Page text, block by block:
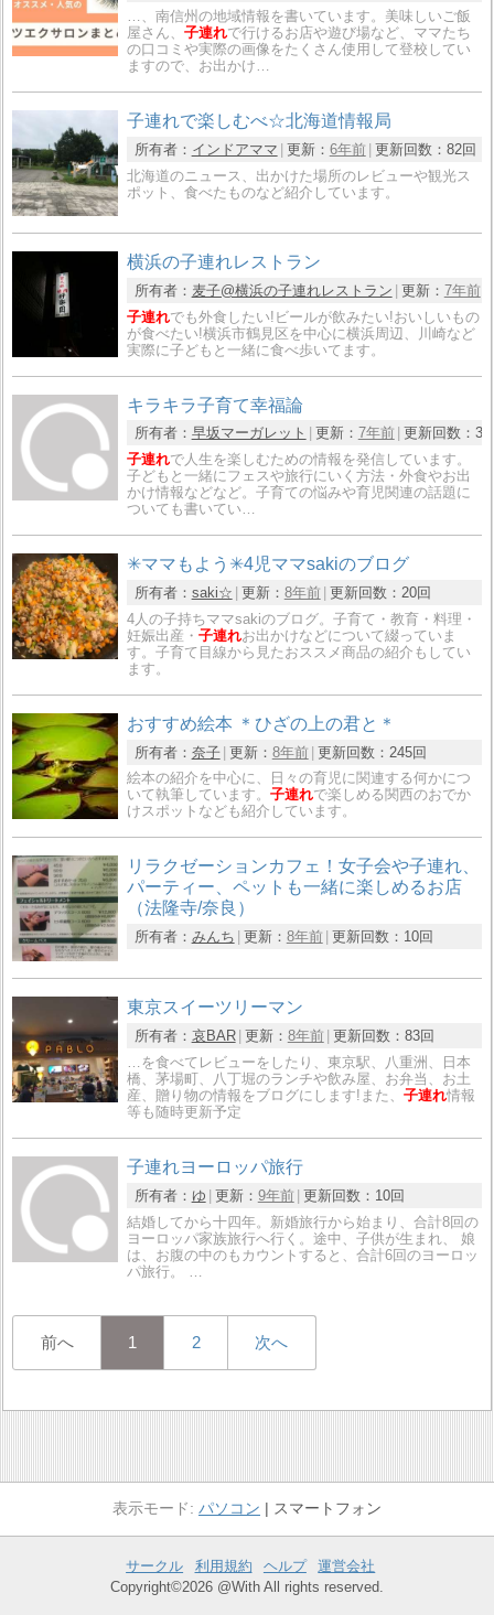
…、南信州の地域情報を書いています。美味しいご飯
屋さん、子連れで行けるお店や遊び場など、ママたち
の口コミや実際の画像をたくさん使用して登校してい
ますので、お出かけ…
子連れで楽しむべ☆北海道情報局
所有者： インドアママ 更新： 6年前 更新回数： 82回
北海道のニュース、出かけた場所のレビューや観光ス
ポット、食べたものなど紹介しています。
横浜の子連れレストラン
所有者： 麦子@横浜の子連れレストラン 更新： 7年前
子連れでも外食したい!ビールが飲みたい!おいしいもの
が食べたい!横浜市鶴見区を中心に横浜周辺、川崎など
実際に子どもと一緒に食べ歩いてます。
キラキラ子育て幸福論
所有者： 早坂マーガレット 更新： 7年前 更新回数： 34
子連れで人生を楽しむための情報を発信しています。
子どもと一緒にフェスや旅行にいく方法・外食やお出
かけ情報などなど。子育ての悩みや育児関連の話題に
ついても書いてい…
✳︎ママもよう✳︎4児ママsakiのブログ
所有者： saki☆ 更新： 8年前 更新回数： 20回
4人の子持ちママsakiのブログ。子育て・教育・料理・
妊娠出産・子連れお出かけなどについて綴っていま
す。子育て目線から見たおススメ商品の紹介もしてい
ます。
おすすめ絵本 ＊ひざの上の君と＊
所有者： 奈子 更新： 8年前 更新回数： 245回
絵本の紹介を中心に、日々の育児に関連する何かにつ
いて執筆しています。子連れで楽しめる関西のおでか
けスポットなども紹介しています。
リラクゼーションカフェ！女子会や子連れ、
パーティー、ペットも一緒に楽しめるお店
（法隆寺/奈良）
所有者： みんち 更新： 8年前 更新回数： 10回
東京スイーツリーマン
所有者： 哀BAR 更新： 8年前 更新回数： 83回
…を食べてレビューをしたり、東京駅、八重洲、日本
橋、茅場町、八丁堀のランチや飲み屋、お弁当、お土
産、贈り物の情報をブログにします!また、子連れ情報
等も随時更新予定
子連れヨーロッパ旅行
所有者： ゆ 更新： 9年前 更新回数： 10回
結婚してから十四年。新婚旅行から始まり、合計8回の
ヨーロッパ家族旅行へ行く。途中、子供が生まれ、 娘
は、お腹の中のもカウントすると、合計6回のヨーロッ
パ旅行。 …
前へ 1 2 次へ
パソコン スマートフォン
サークル 利用規約 ヘルプ
運営会社
Copyright©2026 @With All rights reserved.